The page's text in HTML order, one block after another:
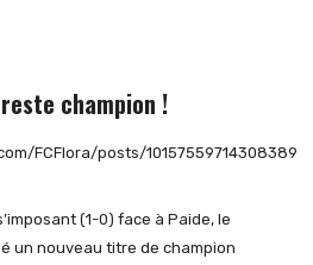
champion !
FCFlora/posts/10157559714308389
(1-0) face à Paide, le
un nouveau titre de champion